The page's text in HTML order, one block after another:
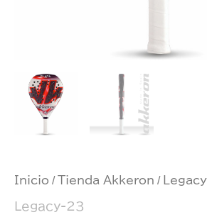
Inicio /Tienda Akkeron /
Legacy-23